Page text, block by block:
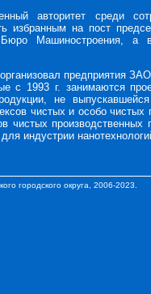
авторитет среди
избранным на пост
Бюро Машиностроения,
предприятия
с 1993 г. занимаются
не
чистых и особо
чистых
индустрии
городского округа, 2006-2023.